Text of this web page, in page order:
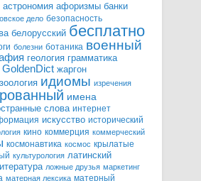
астрономия афоризмы банки
дело безопасность
белорусский бесплатно
болезни ботаника военный
геология грамматика
жаргон
зоология идиомы изречения
имена
слова интернет
искусство исторический
кино коммерция коммерческий
космонавтика космос крылатые
культурология латинский
ложные друзья маркетинг
матерная лексика матерный